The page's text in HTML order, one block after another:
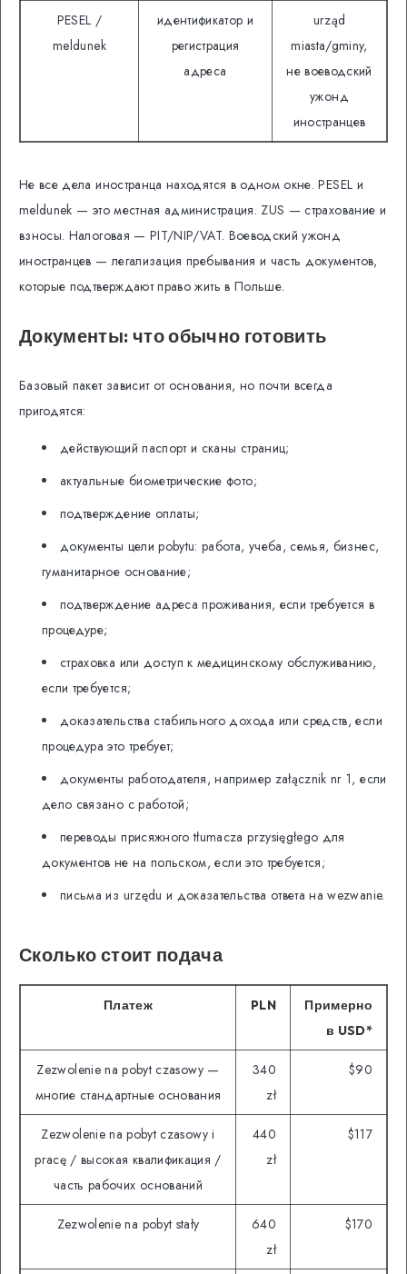
PESEL /
meldunek
идентификатор и
регистрация
адреса
urząd
miasta/gminy,
не воеводский
ужонд
иностранцев
Не все дела иностранца находятся в одном окне. PESEL и
meldunek — это местная администрация. ZUS — страхование и
взносы. Налоговая — PIT/NIP/VAT. Воеводский ужонд
иностранцев — легализация пребывания и часть документов,
которые подтверждают право жить в Польше.
Документы: что обычно готовить
Базовый пакет зависит от основания, но почти всегда
пригодятся:
действующий паспорт и сканы страниц;
актуальные биометрические фото;
подтверждение оплаты;
документы цели pobytu: работа, учеба, семья, бизнес,
гуманитарное основание;
подтверждение адреса проживания, если требуется в
процедуре;
страховка или доступ к медицинскому обслуживанию,
если требуется;
доказательства стабильного дохода или средств, если
процедура это требует;
документы работодателя, например załącznik nr 1, если
дело связано с работой;
переводы присяжного tłumacza przysięgłego для
документов не на польском, если это требуется;
письма из urzędu и доказательства ответа на wezwanie.
Сколько стоит подача
Платеж PLN
Примерно
в USD*
Zezwolenie na pobyt czasowy —
многие стандартные основания
340
zł
$90
Zezwolenie na pobyt czasowy i
pracę / высокая квалификация /
часть рабочих оснований
440
zł
$117
Zezwolenie na pobyt stały
640
zł
$170